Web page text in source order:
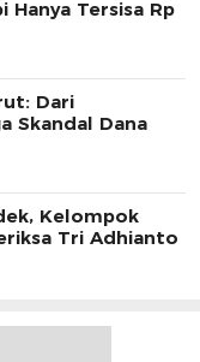
Hanya Tersisa Rp
Dari
Skandal Dana
Kelompok
Tri Adhianto